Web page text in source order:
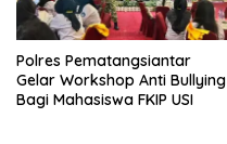
Polres Pematangsiantar
Gelar Workshop Anti Bullying
Bagi Mahasiswa FKIP USI